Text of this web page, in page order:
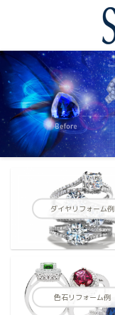
ダイヤリフォーム例
色石リフォーム例